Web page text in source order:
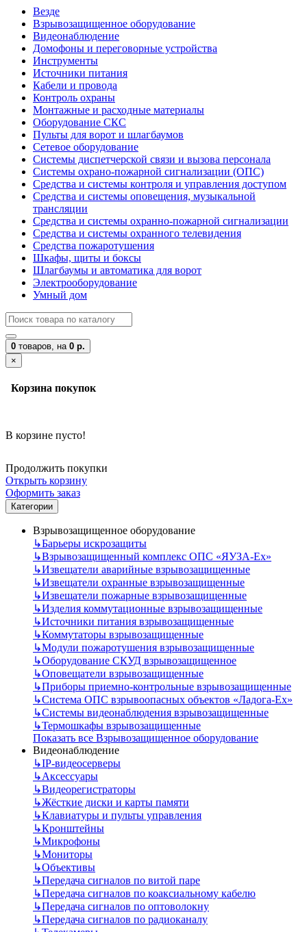
Везде
Взрывозащищенное оборудование
Видеонаблюдение
Домофоны и переговорные устройства
Инструменты
Источники питания
Кабели и провода
Контроль охраны
Монтажные и расходные материалы
Оборудование СКС
Пульты для ворот и шлагбаумов
Сетевое оборудование
Системы диспетчерской связи и вызова персонала
Системы охрано-пожарной сигнализации (ОПС)
Средства и системы контроля и управления доступом
Средства и системы оповещения, музыкальной
трансляции
Средства и системы охранно-пожарной сигнализации
Средства и системы охранного телевидения
Средства пожаротушения
Шкафы, щиты и боксы
Шлагбаумы и автоматика для ворот
Электрооборудование
Умный дом
0 товаров, на 0 р.
×
Корзина покупок
В корзине пусто!
Продолжить покупки
Открыть корзину
Оформить заказ
Категории
Взрывозащищенное оборудование
↳Барьеры искрозащиты
↳Взрывозащищенный комплекс ОПС «ЯУЗА-Ех»
↳Извещатели аварийные взрывозащищенные
↳Извещатели охранные взрывозащищенные
↳Извещатели пожарные взрывозащищенные
↳Изделия коммутационные взрывозащищенные
↳Источники питания взрывозащищенные
↳Коммутаторы взрывозащищенные
↳Модули пожаротушения взрывозащищенные
↳Оборудование СКУД взрывозащищенное
↳Оповещатели взрывозащищенные
↳Приборы приемно-контрольные взрывозащищенные
↳Система ОПС взрывоопасных объектов «Ладога-Ex»
↳Системы видеонаблюдения взрывозащищенные
↳Термошкафы взрывозащищенные
Показать все Взрывозащищенное оборудование
Видеонаблюдение
↳IP-видеосерверы
↳Аксессуары
↳Видеорегистраторы
↳Жёсткие диски и карты памяти
↳Клавиатуры и пульты управления
↳Кронштейны
↳Микрофоны
↳Мониторы
↳Объективы
↳Передача сигналов по витой паре
↳Передача сигналов по коаксиальному кабелю
↳Передача сигналов по оптоволокну
↳Передача сигналов по радиоканалу